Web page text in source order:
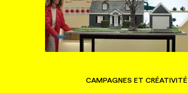
CAMPAGNES ET CRÉATIVITÉ